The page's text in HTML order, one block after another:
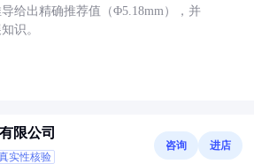
给出精确推荐值（Φ5.18mm），并
识。
限公司
实性核验
咨询 进店